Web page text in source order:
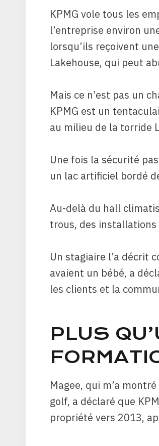
KPMG vole tous les
l’entreprise environ
lorsqu’ils reçoivent
Lakehouse, qui peut
Mais ce n’est pas un
KPMG est un
au milieu de la torride
Une fois la sécurité
un lac artificiel bordé
Au-delà du hall
trous, des
Un stagiaire l’a décrit
avaient un bébé, a
les clients et la
PLUS
Magee, qui m’a
golf, a déclaré que
propriété vers 2013,